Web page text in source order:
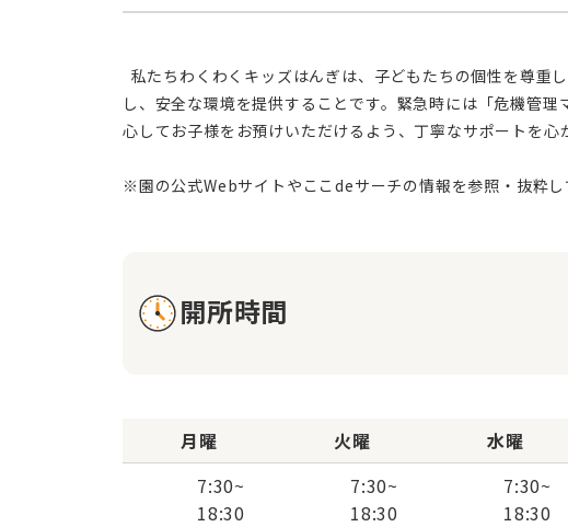
し、安全な環境を提供することです。緊急時には「危機管
心してお子様をお預けいただけるよう、丁寧なサポートを心
開所時間
月曜
7:30~
18:30
火曜
7:30~
18:30
水曜
7:30~
18:30